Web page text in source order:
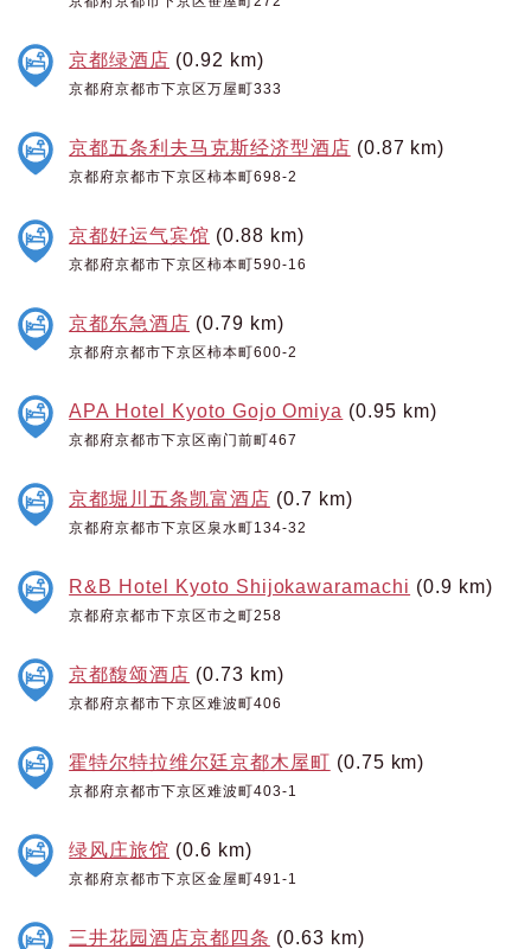
京都绿酒店 (0.92 km)
京都府京都市下京区万屋町333
京都五条利夫马克斯经济型酒店 (0.87 km)
京都府京都市下京区柿本町698-2
京都好运气宾馆 (0.88 km)
京都府京都市下京区柿本町590-16
京都东急酒店 (0.79 km)
京都府京都市下京区柿本町600-2
APA Hotel Kyoto Gojo Omiya (0.95 km)
京都府京都市下京区南门前町467
京都堀川五条凯富酒店 (0.7 km)
京都府京都市下京区泉水町134-32
R&B Hotel Kyoto Shijokawaramachi (0.9 km)
京都府京都市下京区市之町258
京都馥颂酒店 (0.73 km)
京都府京都市下京区难波町406
霍特尔特拉维尔廷京都木屋町 (0.75 km)
京都府京都市下京区难波町403-1
绿风庄旅馆 (0.6 km)
京都府京都市下京区金屋町491-1
三井花园酒店京都四条 (0.63 km)